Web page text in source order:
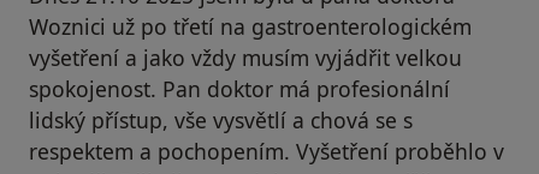
Woznici už po třetí na gastroenterologickém
vyšetření a jako vždy musím vyjádřit velkou
spokojenost. Pan doktor má profesionální
lidský přístup, vše vysvětlí a chová se s
respektem a pochopením. Vyšetření proběhlo v